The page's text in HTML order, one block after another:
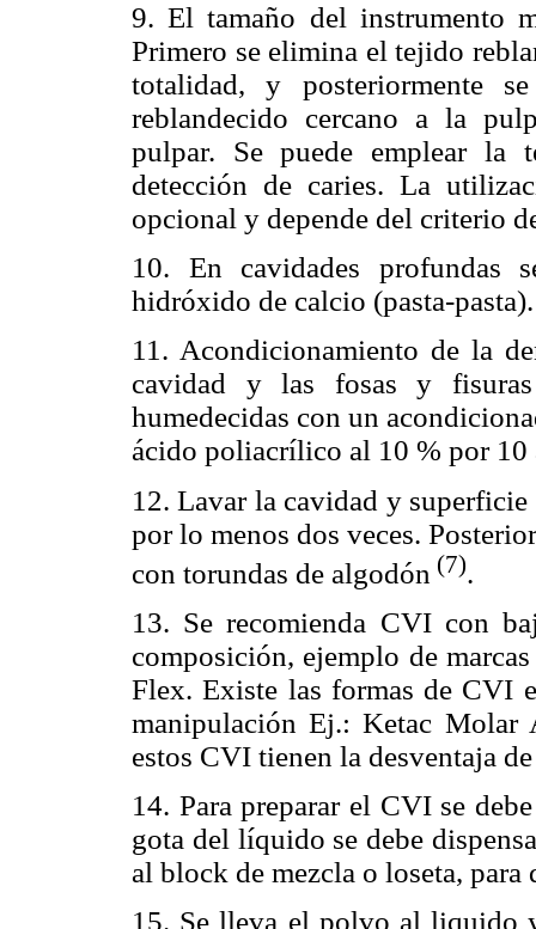
9. El tamaño del instrumento
Primero se elimina el tejido
totalidad, y posteriormente
reblandecido cercano a la
pulpar. Se puede emplear la
detección de caries. La
opcional y depende del criterio
10. En cavidades profundas
hidróxido de calcio (pasta-pasta).
11. Acondicionamiento de la
cavidad y las fosas y fisuras
humedecidas con un
ácido poliacrílico al 10 % por 10
12. Lavar la cavidad y superficie
por lo menos dos veces.
con torundas de algodón (7).
13. Se recomienda CVI con
composición, ejemplo de
Flex. Existe las formas de CVI
manipulación Ej.: Ketac
estos CVI tienen la desventaja
14. Para preparar el CVI se
gota del líquido se debe
al block de mezcla o loseta, para
15. Se lleva el polvo al liquido